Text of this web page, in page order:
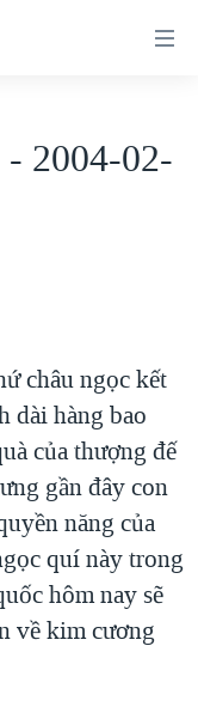
QUÁ KHỨ VÀ HIỆN
2004-02-
châu ngọc kết
dài hàng bao
của thượng đế
gần đây con
năng của
quí này trong
hôm nay sẽ
về kim cương